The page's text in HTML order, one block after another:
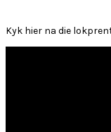
Kyk hier na die